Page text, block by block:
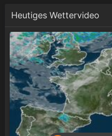
Heutiges Wettervideo